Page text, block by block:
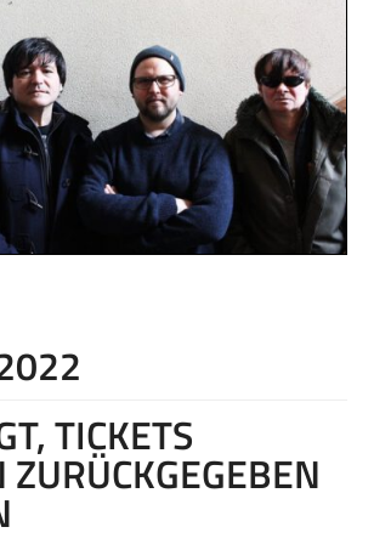
TICKETS